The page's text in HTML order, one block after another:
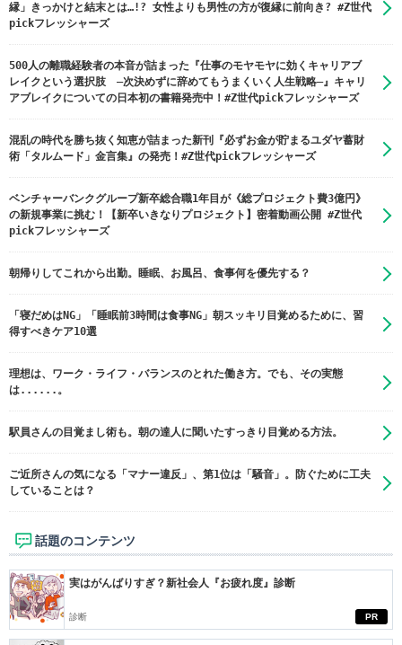
縁」きっかけと結末とは…!? 女性よりも男性の方が復縁に前向き? #Z世代
pickフレッシャーズ
500人の離職経験者の本音が詰まった『仕事のモヤモヤに効くキャリアブ
レイクという選択肢 ―次決めずに辞めてもうまくいく人生戦略―』キャリ
アブレイクについての日本初の書籍発売中！#Z世代pickフレッシャーズ
混乱の時代を勝ち抜く知恵が詰まった新刊『必ずお金が貯まるユダヤ蓄財
術「タルムード」金言集』の発売！#Z世代pickフレッシャーズ
ベンチャーバンクグループ新卒総合職1年目が《総プロジェクト費3億円》
の新規事業に挑む！【新卒いきなりプロジェクト】密着動画公開 #Z世代
pickフレッシャーズ
朝帰りしてこれから出勤。睡眠、お風呂、食事何を優先する？
「寝だめはNG」「睡眠前3時間は食事NG」朝スッキリ目覚めるために、習
得すべきケア10選
理想は、ワーク・ライフ・バランスのとれた働き方。でも、その実態
は......。
駅員さんの目覚まし術も。朝の達人に聞いたすっきり目覚める方法。
ご近所さんの気になる「マナー違反」、第1位は「騒音」。防ぐために工夫
していることは？
話題のコンテンツ
PR
実はがんばりすぎ？新社会人『お疲れ度』診断
診断